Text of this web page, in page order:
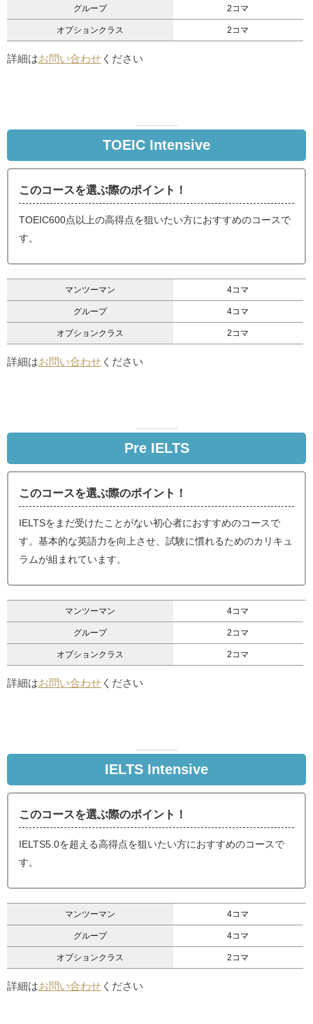
グループ 2コマ
オプションクラス 2コマ
詳細はお問い合わせ ください
TOEIC Intensive
このコースを選ぶ際のポイント！
TOEIC600点以上の高得点を狙いたい方におすすめのコースで
す。​
マンツーマン 4コマ
グループ 4コマ
オプションクラス 2コマ
詳細はお問い合わせ ください
Pre IELTS
このコースを選ぶ際のポイント！
IELTSをまだ受けたことがない初心者におすすめのコースで
す。基本的な英語力を向上させ、試験に慣れるためのカリキュ
ラムが組まれています。
マンツーマン 4コマ
グループ 2コマ
オプションクラス 2コマ
詳細はお問い合わせ ください
IELTS Intensive
このコースを選ぶ際のポイント！
IELTS5.0を超える高得点を狙いたい方におすすめのコースで
す。
マンツーマン 4コマ
グループ 4コマ
オプションクラス 2コマ
詳細はお問い合わせ ください